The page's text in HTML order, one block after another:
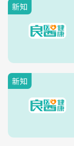
新知
新知